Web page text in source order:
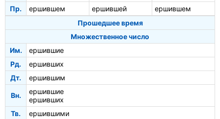
Пр. ершившем ершившей
ершившем
Прошедшее время
Множественное число
Им.
ершившие
Рд.
ершивших
Дт.
ершившим
Вн.
ершившие
ершивших
Тв.
ершившими